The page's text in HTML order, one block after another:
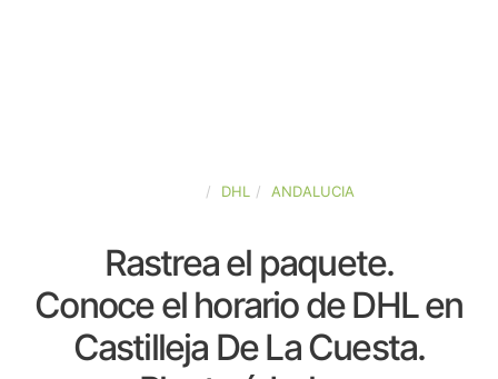
DHL ANDALUCIA
Rastrea el paquete.
Conoce el horario de DHL en
Castilleja De La Cuesta.